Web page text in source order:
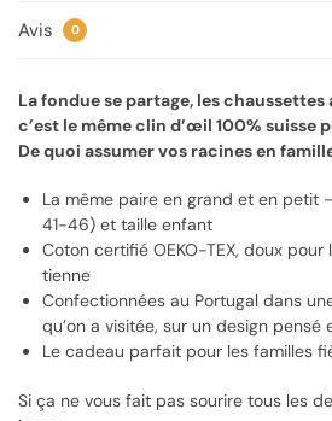
Avis 0
La fondue se partage, les chaussettes
c’est le même clin d’œil 100% suisse
De quoi assumer vos racines en
La même paire en grand et en
41-46) et taille enfant
Coton certifié OEKO-TEX, doux
tienne
Confectionnées au Portugal dans
qu’on a visitée, sur un design pensé
Le cadeau parfait pour les familles
Si ça ne vous fait pas sourire tous les